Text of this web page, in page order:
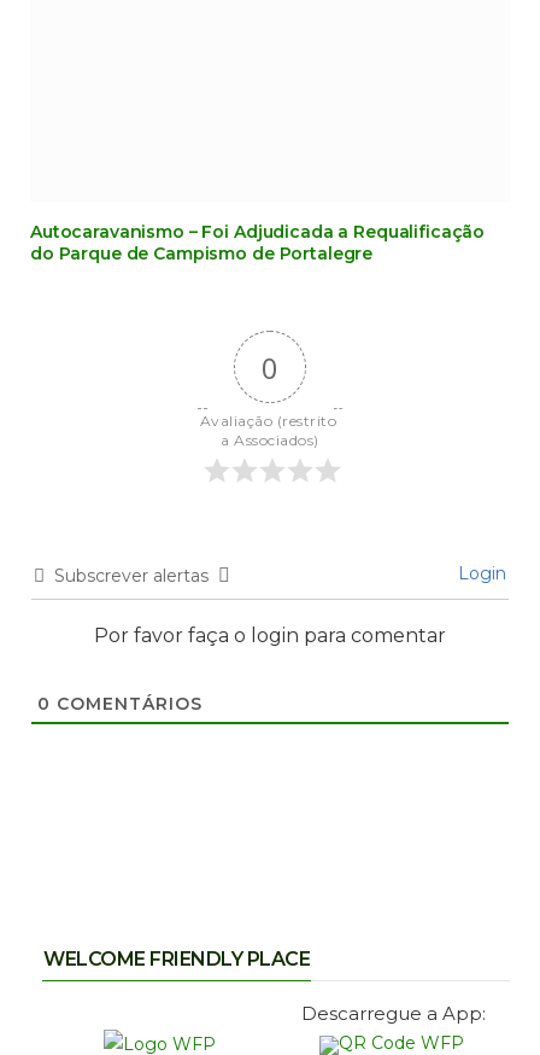
Autocaravanismo – Foi Adjudicada a Requalificação
do Parque de Campismo de Portalegre
0
Avaliação (restrito
a Associados)
Subscrever alertas Login
Por favor faça o login para comentar
0 COMENTÁRIOS
WELCOME FRIENDLY PLACE
Descarregue a App: